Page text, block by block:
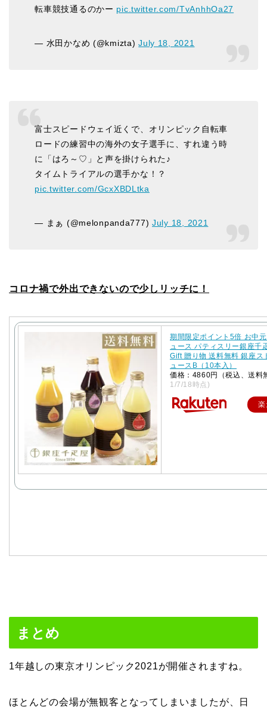
転車競技通るのかー pic.twitter.com/TvAnhhOa27
— 水田かなめ (@kmizta)July 18, 2021
富士スピードウェイ近くで、オリンピック自転車
ロードの練習中の海外の女子選手に、すれ違う時
に「はろ～♡」と声を掛けられた♪
タイムトライアルの選手かな！？
pic.twitter.com/GcxXBDLtka
— まぁ (@melonpanda777)July 18, 2021
コロナ禍で外出できないので少しリッチに！
期間限定ポイント5倍 お中
ュース パティスリー銀座千
Gift 贈り物 送料無料 銀座ス
ュースB（10本入）
価格：4860円（税込、送料
1/7/18時点)
まとめ
1年越しの東京オリンピック2021が開催されますね。
ほとんどの会場が無観客となってしまいましたが、日